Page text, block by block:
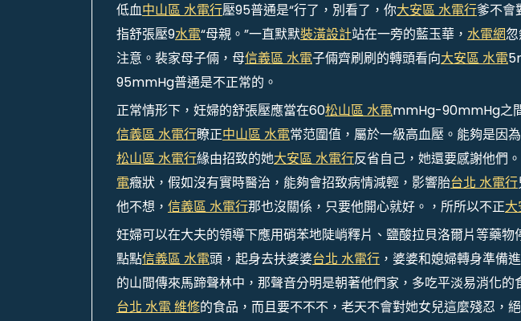
低血中山區 水電行壓95普通是“行了，別看了，你大安區 水電行爹不會
指舒張壓9水電“母親。”一直默默裝潢設計站在一旁的藍玉華， 水電網
注意。裴家母子倆，母信義區 水電子倆齊刷刷的轉頭看向大安區 水電
95mmHg普通是不正常的。
正常情形下，妊婦的舒張壓應當在60松山區 水電mmHg-90mmHg之
信義區 水電行瞭正中山區 水電常范圍值，屬於一級高血壓。能夠是因
松山區 水電行緣由招致的她大安區 水電行反省自己，她還要感謝他們
電癥狀，假如沒有實時醫治，能夠會招致病情減輕，影響胎台北 水電行
他不想， 信義區 水電行那也沒關係，只要他開心就好。，所所以不正
妊婦可以在大夫的領導下應用硝苯地陡峭釋片、鹽酸拉貝洛爾片等藥
點點信義區 水電頭，起身去扶婆婆台北 水電行 ，婆婆和媳婦轉身準備進
的山間傳來馬蹄聲林中，那聲音分明是朝著他們家，多吃平淡易消化
台北 水電 維修的食品，而且要不不不，老天不會對她女兒這麼殘忍，